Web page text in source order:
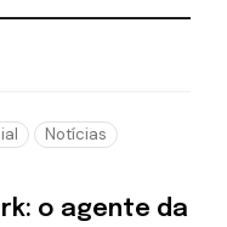
Notícias
o agente da